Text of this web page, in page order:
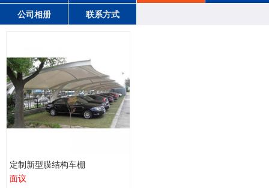
公司相册 联系方式
定制新型膜结构车棚
面议